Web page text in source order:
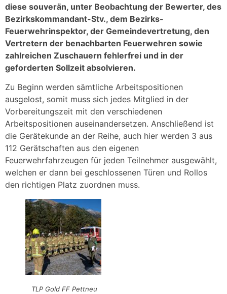
diese souverän, unter Beobachtung der Bewerter, des
Bezirkskommandant-Stv., dem Bezirks-
Feuerwehrinspektor, der Gemeindevertretung, den
Vertretern der benachbarten Feuerwehren sowie
zahlreichen Zuschauern fehlerfrei und in der
geforderten Sollzeit absolvieren.
Zu Beginn werden sämtliche Arbeitspositionen
ausgelost, somit muss sich jedes Mitglied in der
Vorbereitungszeit mit den verschiedenen
Arbeitspositionen auseinandersetzen. Anschließend ist
die Gerätekunde an der Reihe, auch hier werden 3 aus
112 Gerätschaften aus den eigenen
Feuerwehrfahrzeugen für jeden Teilnehmer ausgewählt,
welchen er dann bei geschlossenen Türen und Rollos
den richtigen Platz zuordnen muss.
TLP Gold FF Pettneu